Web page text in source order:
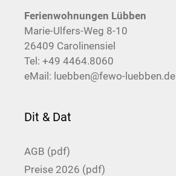
Ferienwohnungen Lübben
Marie-Ulfers-Weg 8-10
26409 Carolinensiel
Tel: +49 4464.8060
eMail: luebben@fewo-luebben.de
Dit & Dat
AGB (pdf)
Preise 2026 (pdf)